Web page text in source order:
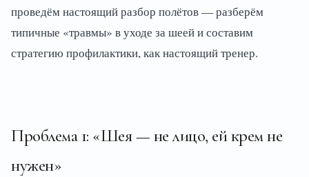
проведём настоящий разбор полётов — разберём
типичные «травмы» в уходе за шеей и составим
стратегию профилактики, как настоящий тренер.
Проблема 1: «Шея — не лицо, ей крем не
нужен»